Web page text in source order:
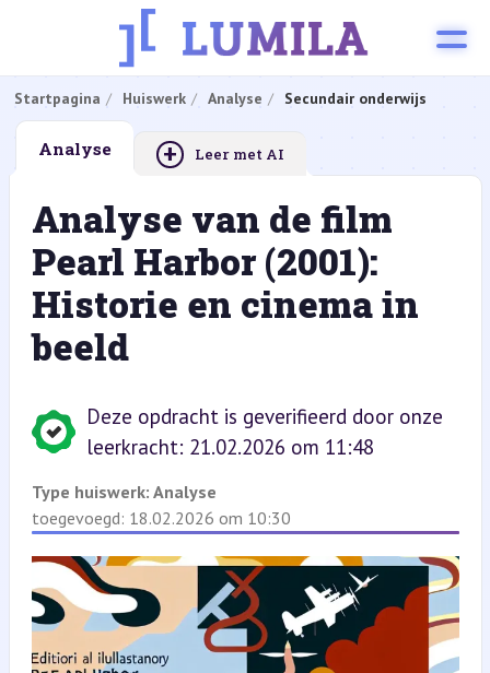
Startpagina Huiswerk Analyse Secundair onderwijs
Analyse + Leer met AI
Analyse van de film
Pearl Harbor (2001):
Historie en cinema in
beeld
Deze opdracht is geverifieerd door onze
leerkracht: 21.02.2026 om 11:48
Type huiswerk: Analyse
toegevoegd: 18.02.2026 om 10:30